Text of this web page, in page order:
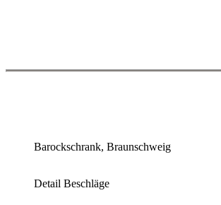
Barockschrank, Braunschweig
Detail Beschläge